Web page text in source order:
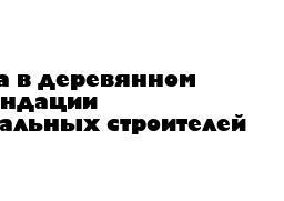
в деревянном
строителей